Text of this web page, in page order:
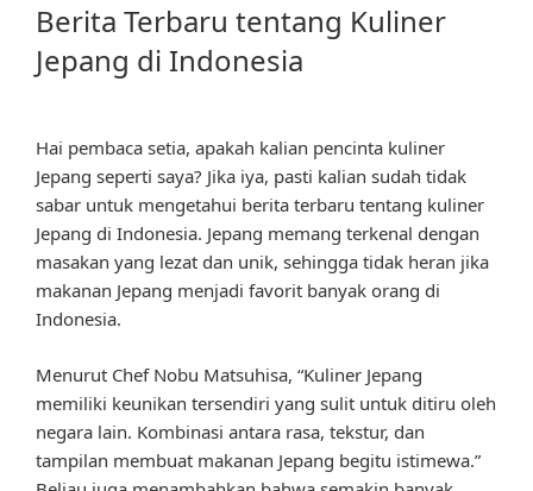
Berita Terbaru tentang Kuliner
Jepang di Indonesia
Hai pembaca setia, apakah kalian pencinta kuliner
Jepang seperti saya? Jika iya, pasti kalian sudah tidak
sabar untuk mengetahui berita terbaru tentang kuliner
Jepang di Indonesia. Jepang memang terkenal dengan
masakan yang lezat dan unik, sehingga tidak heran jika
makanan Jepang menjadi favorit banyak orang di
Indonesia.
Menurut Chef Nobu Matsuhisa, “Kuliner Jepang
memiliki keunikan tersendiri yang sulit untuk ditiru oleh
negara lain. Kombinasi antara rasa, tekstur, dan
tampilan membuat makanan Jepang begitu istimewa.”